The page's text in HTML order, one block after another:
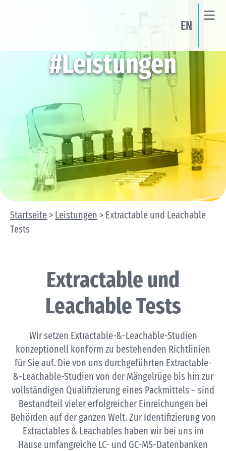
EN
#Leistungen
Startseite > Leistungen > Extractable und Leachable
Tests
Extractable und
Leachable Tests
Wir setzen Extractable-&-Leachable-Studien
konzeptionell konform zu bestehenden Richtlinien
für Sie auf. Die von uns durchgeführten Extractable-
&-Leachable-Studien von der Mängelrüge bis hin zur
vollständigen Qualifizierung eines Packmittels – sind
Bestandteil vieler erfolgreicher Einreichungen bei
Behörden auf der ganzen Welt. Zur Identifizierung von
Extractables & Leachables haben wir bei uns im
Hause umfangreiche LC- und GC-MS-Datenbanken